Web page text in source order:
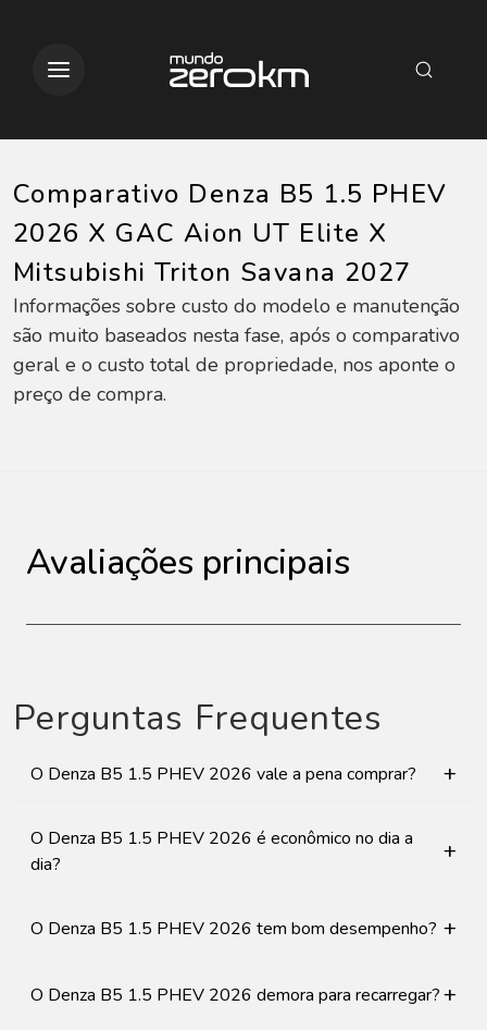
Comparativo Denza B5 1.5 PHEV
2026 X GAC Aion UT Elite X
Mitsubishi Triton Savana 2027
Informações sobre custo do modelo e manutenção
são muito baseados nesta fase, após o comparativo
geral e o custo total de propriedade, nos aponte o
preço de compra.
Avaliações principais
Perguntas Frequentes
O Denza B5 1.5 PHEV 2026 vale a pena comprar? +
O Denza B5 1.5 PHEV 2026 é econômico no dia a
dia?
+
O Denza B5 1.5 PHEV 2026 tem bom desempenho? +
O Denza B5 1.5 PHEV 2026 demora para recarregar?+